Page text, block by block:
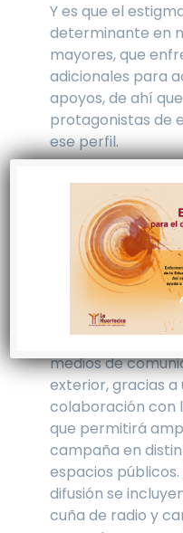
Y es que el
determinante en
mayores, que
adicionales para
apoyos, de ahí
protagonistas de
ese perfil.
Ministerio de
y Agenda 2030,
compromiso de
sociedad más
de estigmas.
‘La letra pequeña
se difundirá a
medios de
exterior, gracias a
colaboración con
que permitirá
campaña en
espacios
difusión se
cuña de radio y